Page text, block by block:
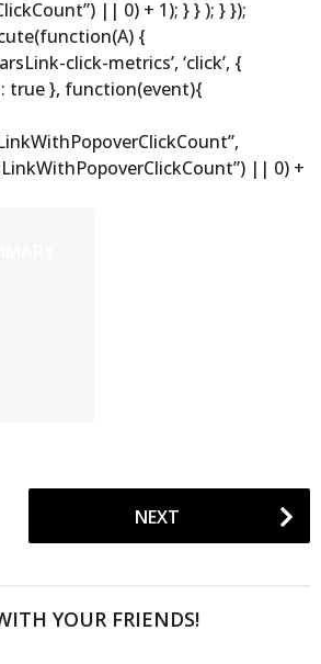
|| 0) + 1); } } ); } });
{
click-metrics’, ‘click’, {
true }, function(event){
|| 0) +
NEXT
YOUR FRIENDS!